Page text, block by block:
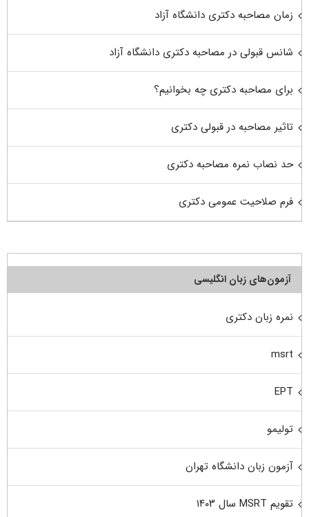
زمان مصاحبه دکتری دانشگاه آزاد
شانس قبولی در مصاحبه دکتری دانشگاه آزاد
برای مصاحبه دکتری چه بخوانیم؟
تاثیر مصاحبه در قبولی دکتری
حد نصاب نمره مصاحبه دکتری
فرم صلاحیت عمومی دکتری
آزمون‌های زبان انگلیسی
نمره زبان دکتری
msrt
EPT
تولیمو
آزمون زبان دانشگاه تهران
تقویم MSRT سال ۱۴۰۳